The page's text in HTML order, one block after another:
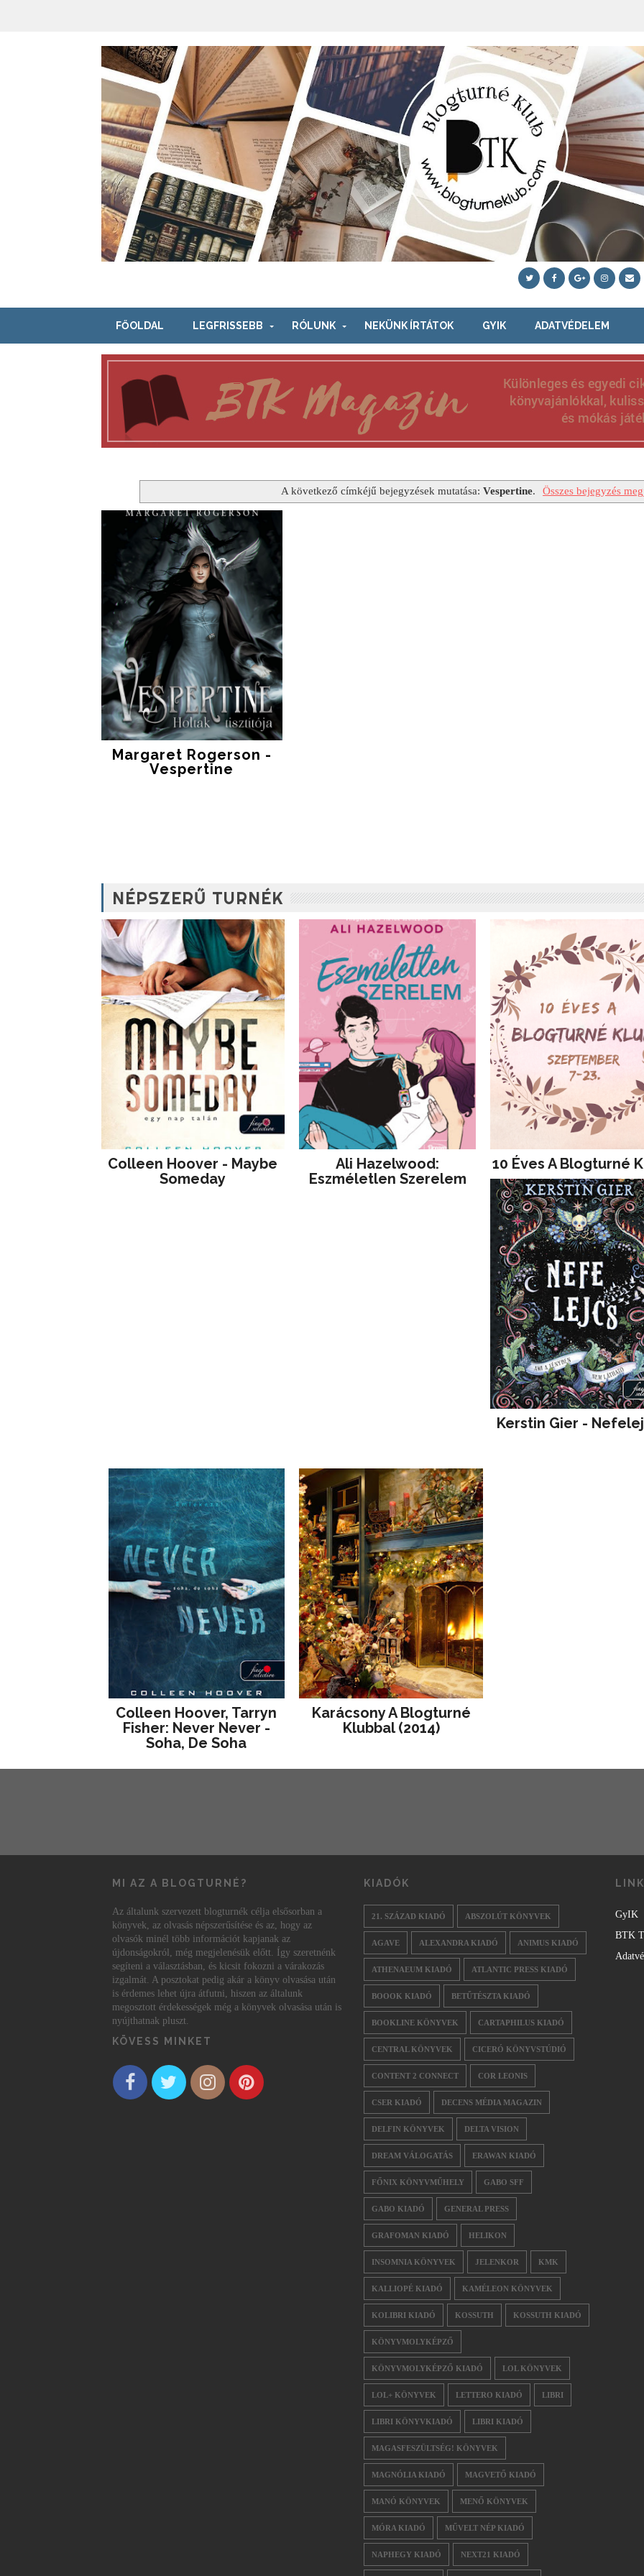
FŐOLDAL LEGFRISSEBB RÓLUNK NEKÜNK ÍRTÁTOK GYIK ADATVÉDELEM
A következő címkéjű bejegyzések mutatása: Vespertine. Összes bejegyzés
Margaret Rogerson -
Vespertine
NÉPSZERŰ TURNÉK
Colleen Hoover - Maybe
Someday
Ali Hazelwood:
Eszméletlen Szerelem
10 Éves A Blogturné
Kerstin Gier -
Colleen Hoover, Tarryn
Fisher: Never Never -
Soha, De Soha
Karácsony A Blogturné
Klubbal (2014)
MI AZ A BLOGTURNÉ?
Az általunk szervezett blogturnék célja elsősorban a
könyvek, az olvasás népszerűsítése és az, hogy az
olvasók minél több információt kapjanak az
újdonságokról, még megjelenésük előtt. Így szeretnénk
segíteni a választásban, és kicsit fokozni a várakozás
izgalmát. A posztokat pedig akár a könyv olvasása után
is érdemes lehet újra átfutni, hiszen az általunk
megosztott érdekességek még a könyvek olvasása után is
nyújthatnak pluszt.
KÖVESS MINKET
KIADÓK
21. SZÁZAD KIADÓ ABSZOLÚT KÖNYVEK
AGAVE ALEXANDRA KIADÓ ANIMUS KIADÓ
ATHENAEUM KIADÓ ATLANTIC PRESS KIADÓ
BOOOK KIADÓ BETŰTÉSZTA KIADÓ
BOOKLINE KÖNYVEK CARTAPHILUS KIADÓ
CENTRAL KÖNYVEK CICERÓ KÖNYVSTÚDIÓ
CONTENT 2 CONNECT COR LEONIS
CSER KIADÓ DECENS MÉDIA MAGAZIN
DELFIN KÖNYVEK DELTA VISION
DREAM VÁLOGATÁS ERAWAN KIADÓ
FŐNIX KÖNYVMŰHELY GABO SFF
GABO KIADÓ GENERAL PRESS
GRAFOMAN KIADÓ HELIKON
INSOMNIA KÖNYVEK JELENKOR KMK
KALLIOPÉ KIADÓ KAMÉLEON KÖNYVEK
KOLIBRI KIADÓ KOSSUTH KOSSUTH KIADÓ
KÖNYVMOLYKÉPZŐ
KÖNYVMOLYKÉPZŐ KIADÓ LOL KÖNYVEK
LOL+ KÖNYVEK LETTERO KIADÓ LIBRI
LIBRI KÖNYVKIADÓ LIBRI KIADÓ
MAGASFESZÜLTSÉG! KÖNYVEK
MAGNÓLIA KIADÓ MAGVETŐ KIADÓ
MANÓ KÖNYVEK MENŐ KÖNYVEK
MÓRA KIADÓ MŰVELT NÉP KIADÓ
NAPHEGY KIADÓ NEXT21 KIADÓ
GyIK
BTK